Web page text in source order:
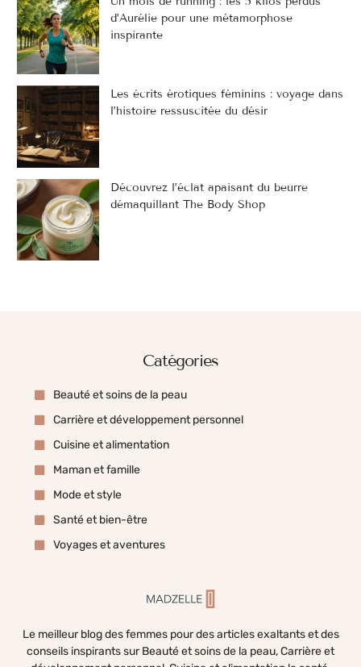
d’Aurélie pour une métamorphose
inspirante
Les écrits érotiques féminins : voyage dans
l’histoire ressuscitée du désir
Découvrez l’éclat apaisant du beurre
démaquillant The Body Shop
Le meilleur blog des femmes pour des articles exaltants et des
conseils inspirants sur Beauté et soins de la peau, Carrière et
Catégories
Beauté et soins de la peau
Carrière et développement personnel
Cuisine et alimentation
Maman et famille
Mode et style
Santé et bien-être
Voyages et aventures